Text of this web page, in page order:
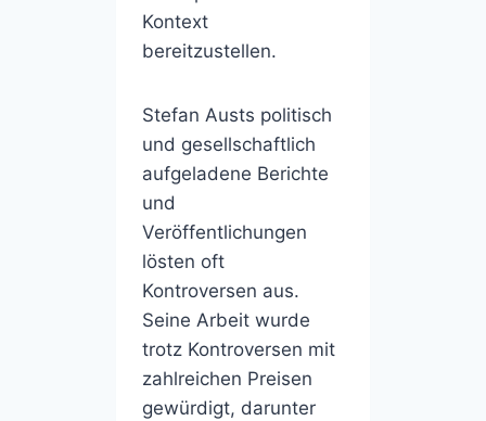
Kontext
bereitzustellen.
Stefan Austs politisch
und gesellschaftlich
aufgeladene Berichte
und
Veröffentlichungen
lösten oft
Kontroversen aus.
Seine Arbeit wurde
trotz Kontroversen mit
zahlreichen Preisen
gewürdigt, darunter